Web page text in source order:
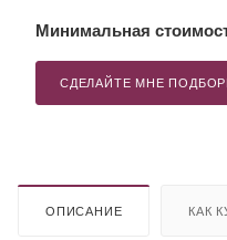
Минимальная
СДЕЛАЙТЕ МНЕ
ОПИСАНИЕ КАК